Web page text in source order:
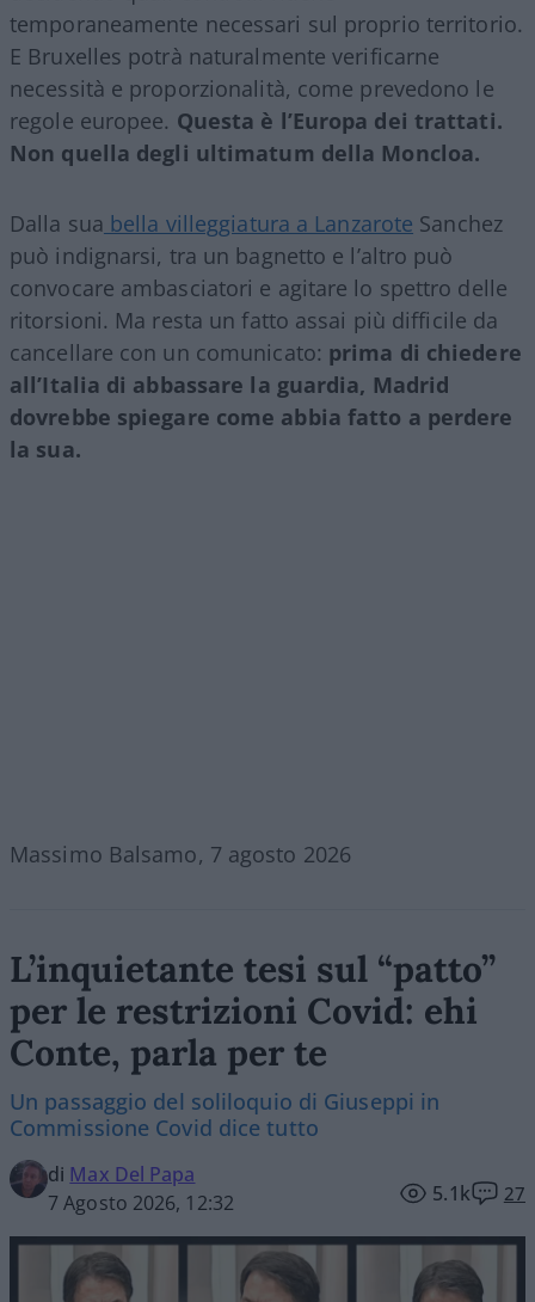
temporaneamente necessari sul proprio territorio.
E Bruxelles potrà naturalmente verificarne
necessità e proporzionalità, come prevedono le
regole europee. Questa è l’Europa dei trattati.
Non quella degli ultimatum della Moncloa.
Dalla sua bella villeggiatura a Lanzarote Sanchez
può indignarsi, tra un bagnetto e l’altro può
convocare ambasciatori e agitare lo spettro delle
ritorsioni. Ma resta un fatto assai più difficile da
cancellare con un comunicato: prima di chiedere
all’Italia di abbassare la guardia, Madrid
dovrebbe spiegare come abbia fatto a perdere
la sua.
Massimo Balsamo, 7 agosto 2026
L’inquietante tesi sul “patto”
per le restrizioni Covid: ehi
Conte, parla per te
Un passaggio del soliloquio di Giuseppi in
Commissione Covid dice tutto
di Max Del Papa
7 Agosto 2026, 12:32
5.1k 27